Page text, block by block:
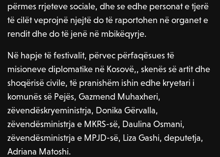
përmes rrjeteve sociale, dhe se edhe personat e tjerë
të cilët veprojnë njejtë do të raportohen në organet e
rendit dhe do të jenë në mbikëqyrje.
Në hapje të festivalit, përvec përfaqësues të
misioneve diplomatike në Kosovë,, skenës së artit dhe
shoqërisë civile, të pranishëm ishin edhe kryetari i
komunës së Pejës, Gazmend Muhaxheri,
zëvendëskryeministrja, Donika Gërvalla,
zëvendësministrja e MKRS-së, Daulina Osmani,
zëvendësministrja e MPJD-së, Liza Gashi, deputetja,
Adriana Matoshi.